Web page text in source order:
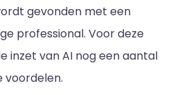
gevonden met een
professional. Voor deze
inzet van AI nog een aantal
voordelen.